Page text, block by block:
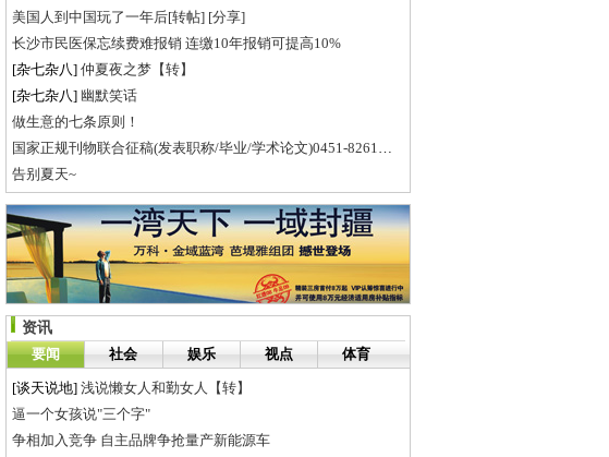
美国人到中国玩了一年后[转帖] [分享]
长沙市民医保忘续费难报销 连缴10年报销可提高10%
[杂七杂八] 仲夏夜之梦【转】
[杂七杂八] 幽默笑话
做生意的七条原则！
国家正规刊物联合征稿(发表职称/毕业/学术论文)0451-82616182
告别夏天~
资讯
要闻
社会 娱乐 视点 体育
[谈天说地] 浅说懒女人和勤女人【转】
逼一个女孩说"三个字"
争相加入竞争 自主品牌争抢量产新能源车